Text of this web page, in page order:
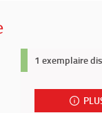
1 exemplaire